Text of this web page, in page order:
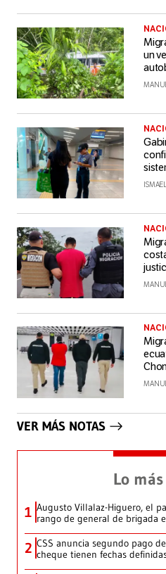
un
VER MÁS NOTAS
Lo
1 Augusto Villalaz-Higuero, el
rango de general de brigada
2 CSS anuncia segundo pago
cheque tienen fechas